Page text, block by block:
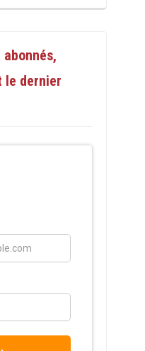
abonnés,
le dernier